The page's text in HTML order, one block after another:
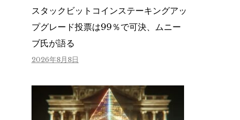
スタックビットコインステーキングアッ
プグレード投票は99％で可決、ムニー
ブ氏が語る
2026年8月8日